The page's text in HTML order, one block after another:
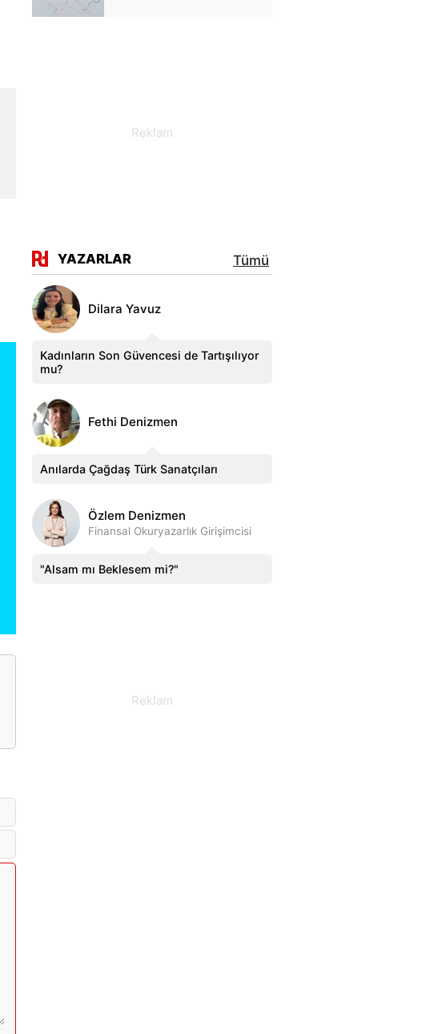
YAZARLAR Tümü
Dilara Yavuz
Kadınların Son Güvencesi de Tartışılıyor
mu?
Fethi Denizmen
Anılarda Çağdaş Türk Sanatçıları
Özlem Denizmen
Finansal Okuryazarlık Girişimcisi
"Alsam mı Beklesem mi?"